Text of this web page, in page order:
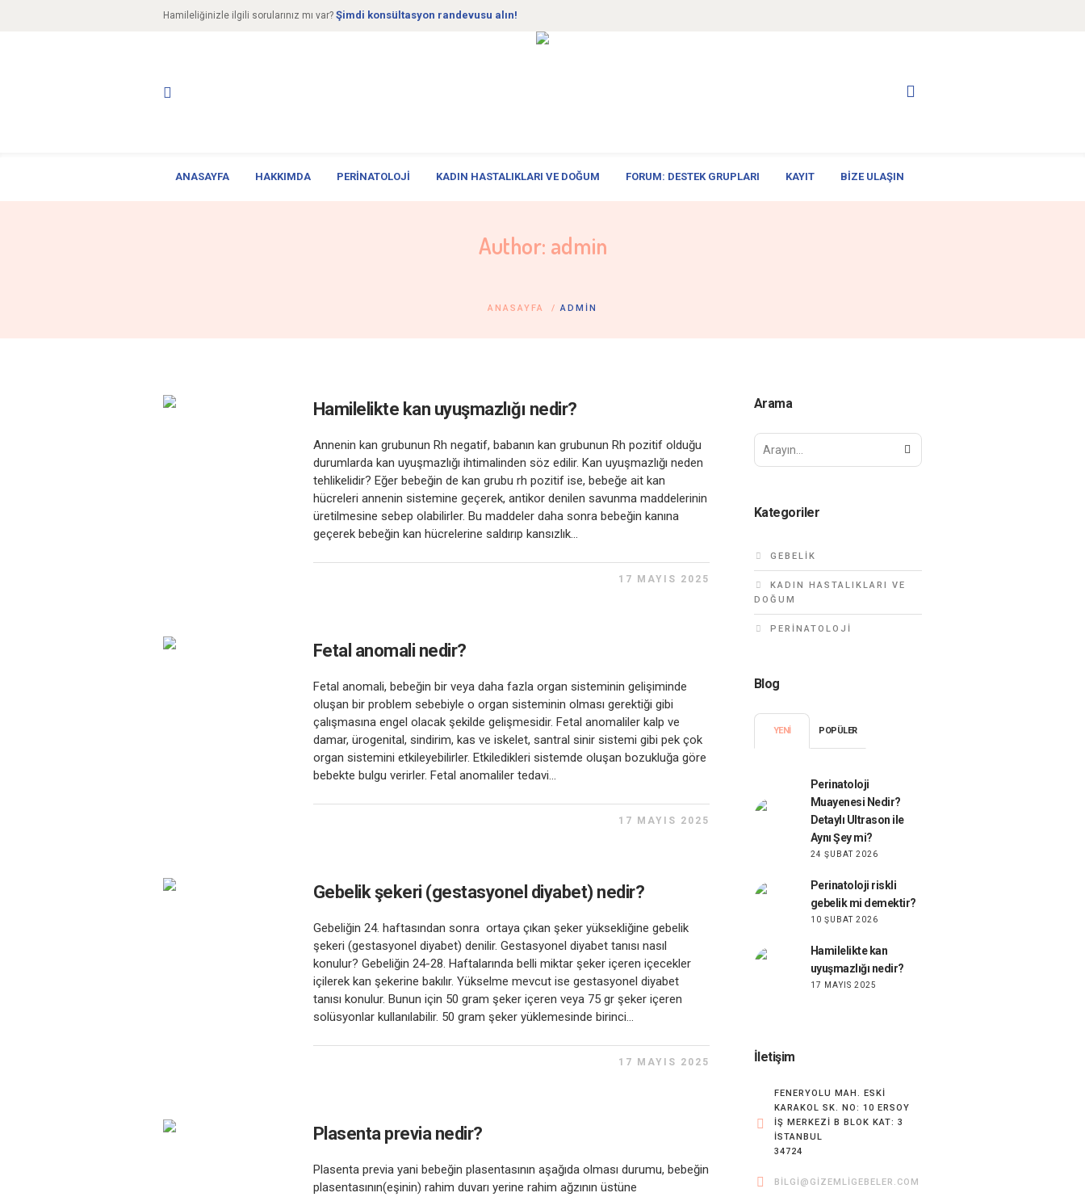
Hamileliğinizle ilgili sorularınız mı var? Şimdi konsültasyon randevusu alın!
ANASAYFA HAKKIMDA PERINATOLOJI KADIN HASTALIKLARI VE DOĞUM FORUM: DESTEK GRUPLARI KAYIT BIZE ULAŞIN
Author: admin
ANASAYFA /ADMIN
Hamilelikte kan uyuşmazlığı nedir?
Annenin kan grubunun Rh negatif, babanın kan grubunun Rh pozitif olduğu
durumlarda kan uyuşmazlığı ihtimalinden söz edilir. Kan uyuşmazlığı neden
tehlikelidir? Eğer bebeğin de kan grubu rh pozitif ise, bebeğe ait kan
hücreleri annenin sistemine geçerek, antikor denilen savunma maddelerinin
üretilmesine sebep olabilirler. Bu maddeler daha sonra bebeğin kanına
geçerek bebeğin kan hücrelerine saldırıp kansızlık...
17 MAYIS 2025
Fetal anomali nedir?
Fetal anomali, bebeğin bir veya daha fazla organ sisteminin gelişiminde
oluşan bir problem sebebiyle o organ sisteminin olması gerektiği gibi
çalışmasına engel olacak şekilde gelişmesidir. Fetal anomaliler kalp ve
damar, ürogenital, sindirim, kas ve iskelet, santral sinir sistemi gibi pek çok
organ sistemini etkileyebilirler. Etkiledikleri sistemde oluşan bozukluğa göre
bebekte bulgu verirler. Fetal anomaliler tedavi...
17 MAYIS 2025
Gebelik şekeri (gestasyonel diyabet) nedir?
Gebeliğin 24. haftasından sonra ortaya çıkan şeker yüksekliğine gebelik
şekeri (gestasyonel diyabet) denilir. Gestasyonel diyabet tanısı nasıl
konulur? Gebeliğin 24-28. Haftalarında belli miktar şeker içeren içecekler
içilerek kan şekerine bakılır. Yükselme mevcut ise gestasyonel diyabet
tanısı konulur. Bunun için 50 gram şeker içeren veya 75 gr şeker içeren
solüsyonlar kullanılabilir. 50 gram şeker yüklemesinde birinci...
17 MAYIS 2025
Plasenta previa nedir?
Plasenta previa yani bebeğin plasentasının aşağıda olması durumu, bebeğin
plasentasının(eşinin) rahim duvarı yerine rahim ağzının üstüne
Arama
Kategoriler
GEBELIK
KADIN HASTALIKLARI VE
DOĞUM
PERINATOLOJI
Blog
YENI POPÜLER
Perinatoloji
Muayenesi Nedir?
Detaylı Ultrason ile
Aynı Şey mi?
24 ŞUBAT 2026
Perinatoloji riskli
gebelik mi demektir?
10 ŞUBAT 2026
Hamilelikte kan
uyuşmazlığı nedir?
17 MAYIS 2025
İletişim
FENERYOLU MAH. ESKI
KARAKOL SK. NO: 10 ERSOY
İŞ MERKEZI B BLOK KAT: 3
İSTANBUL
34724
BILGI@GIZEMLIGEBELER.COM